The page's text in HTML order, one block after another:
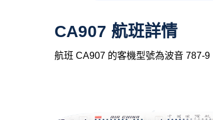
CA907 航班詳情
航班 CA907 的客機型號為波音 787-